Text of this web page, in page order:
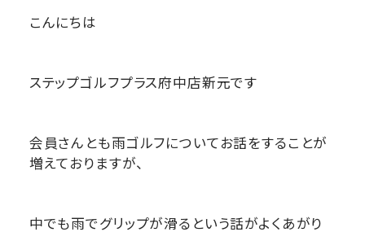
こんにちは
ステップゴルフプラス府中店新元です
会員さんとも雨ゴルフについてお話をすることが
増えておりますが、
中でも雨でグリップが滑るという話がよくあがり